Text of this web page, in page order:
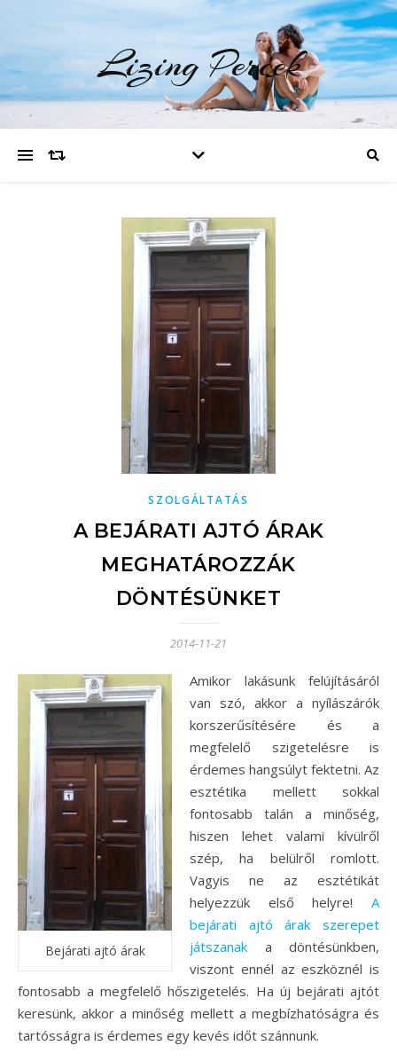
Lizing Percek
SZOLGÁLTATÁS
A BEJÁRATI AJTÓ ÁRAK
MEGHATÁROZZÁK
DÖNTÉSÜNKET
2014-11-21
Bejárati ajtó árak
Amikor lakásunk felújításáról
van szó, akkor a nyílászárók
korszerűsítésére és a
megfelelő szigetelésre is
érdemes hangsúlyt fektetni. Az
esztétika mellett sokkal
fontosabb talán a minőség,
hiszen lehet valami kívülről
szép, ha belülről romlott.
Vagyis ne az esztétikát
helyezzük első helyre! A
bejárati ajtó árak szerepet
játszanak a döntésünkben,
viszont ennél az eszköznél is
fontosabb a megfelelő hőszigetelés. Ha új bejárati ajtót
keresünk, akkor a minőség mellett a megbízhatóságra és
tartósságra is érdemes egy kevés időt szánnunk.